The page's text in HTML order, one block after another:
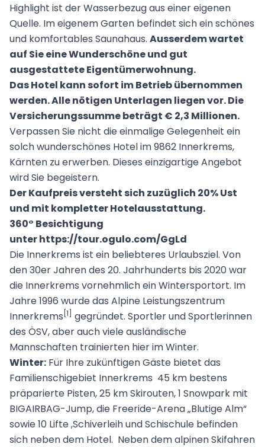
Highlight ist der Wasserbezug aus einer eigenen
Quelle. Im eigenem Garten befindet sich ein schönes
und komfortables Saunahaus. Ausserdem wartet
auf Sie eine Wunderschöne und gut
ausgestattete Eigentümerwohnung.
Das Hotel kann sofort im Betrieb übernommen
werden. Alle nötigen Unterlagen liegen vor. Die
Versicherungssumme beträgt € 2,3 Millionen.
Verpassen Sie nicht die einmalige Gelegenheit ein
solch wunderschönes Hotel im 9862 Innerkrems,
Kärnten zu erwerben. Dieses einzigartige Angebot
wird Sie begeistern.
Der Kaufpreis versteht sich zuzüglich 20% Ust
und mit kompletter Hotelausstattung.
360° Besichtigung
unter https://tour.ogulo.com/GgLd
Die Innerkrems ist ein beliebteres Urlaubsziel. Von
den 30er Jahren des 20. Jahrhunderts bis 2020 war
die Innerkrems vornehmlich einWintersportort. Im
Jahre 1996 wurde das Alpine Leistungszentrum
Innerkrems [1]
gegründet. Sportler und Sportlerinnen
des ÖSV, aber auch viele ausländische
Mannschaften trainierten hier im Winter.
Winter: Für Ihre zukünftigen Gäste bietet das
Familienschigebiet Innerkrems 45 km bestens
präparierte Pisten, 25 km Skirouten, 1 Snowpark mit
BIGAIRBAG-Jump, die Freeride-Arena „Blutige Alm“
sowie 10 Lifte ,Schiverleih und Schischule befinden
sich neben dem Hotel. Neben dem alpinen Skifahren